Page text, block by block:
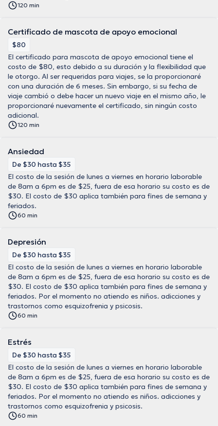
120 min
Certificado de mascota de apoyo emocional
$80
El certificado para mascota de apoyo emocional tiene el
costo de $80, esto debido a su duración y la flexibilidad que
le otorgo. Al ser requeridas para viajes, se la proporcionaré
con una duración de 6 meses. Sin embargo, si su fecha de
viaje cambió o debe hacer un nuevo viaje en el mismo año, le
proporcionaré nuevamente el certificado, sin ningún costo
adicional.
120 min
Ansiedad
De $30 hasta $35
El costo de la sesión de lunes a viernes en horario laborable
de 8am a 6pm es de $25, fuera de esa horario su costo es de
$30. El costo de $30 aplica también para fines de semana y
feriados.
60 min
Depresión
De $30 hasta $35
El costo de la sesión de lunes a viernes en horario laborable
de 8am a 6pm es de $25, fuera de esa horario su costo es de
$30. El costo de $30 aplica también para fines de semana y
feriados. Por el momento no atiendo es niños. adicciones y
trastornos como esquizofrenia y psicosis.
60 min
Estrés
De $30 hasta $35
El costo de la sesión de lunes a viernes en horario laborable
de 8am a 6pm es de $25, fuera de esa horario su costo es de
$30. El costo de $30 aplica también para fines de semana y
feriados. Por el momento no atiendo es niños. adicciones y
trastornos como esquizofrenia y psicosis.
60 min